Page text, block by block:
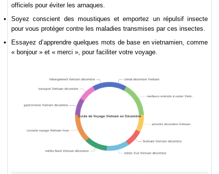
officiels pour éviter les arnaques.
Soyez conscient des moustiques et emportez un répulsif insecte
pour vous protéger contre les maladies transmises par ces insectes.
Essayez d’apprendre quelques mots de base en vietnamien, comme
« bonjour » et « merci », pour faciliter votre voyage.